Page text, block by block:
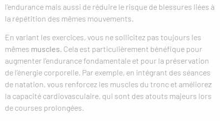
l’endurance mais aussi de réduire le risque de blessures liées à
la répétition des mêmes mouvements.
En variant les exercices, vous ne sollicitez pas toujours les
mêmes muscles. Cela est particulièrement bénéfique pour
augmenter l’endurance fondamentale et pour la préservation
de l’énergie corporelle. Par exemple, en intégrant des séances
de natation, vous renforcez les muscles du tronc et améliorez
la capacité cardiovasculaire, qui sont des atouts majeurs lors
de courses prolongées.